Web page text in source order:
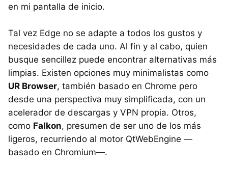
en mi pantalla de inicio.
Tal vez Edge no se adapte a todos los gustos y
necesidades de cada uno. Al fin y al cabo, quien
busque sencillez puede encontrar alternativas más
limpias. Existen opciones muy minimalistas como
UR Browser, también basado en Chrome pero
desde una perspectiva muy simplificada, con un
acelerador de descargas y VPN propia. Otros,
como Falkon, presumen de ser uno de los más
ligeros, recurriendo al motor QtWebEngine —
basado en Chromium—.